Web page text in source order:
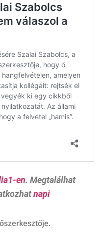
en. Megtalálhat
napi